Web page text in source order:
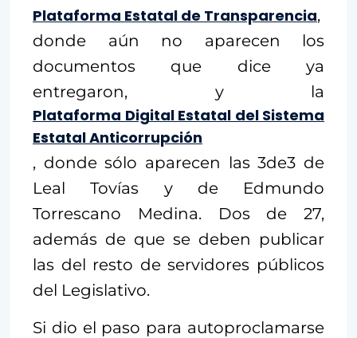
Plataforma Estatal de Transparencia,
donde aún no aparecen los
documentos que dice ya
entregaron, y la
Plataforma Digital Estatal del Sistema
Estatal Anticorrupción
, donde sólo aparecen las 3de3 de
Leal Tovías y de Edmundo
Torrescano Medina. Dos de 27,
además de que se deben publicar
las del resto de servidores públicos
del Legislativo.
Si dio el paso para autoproclamarse